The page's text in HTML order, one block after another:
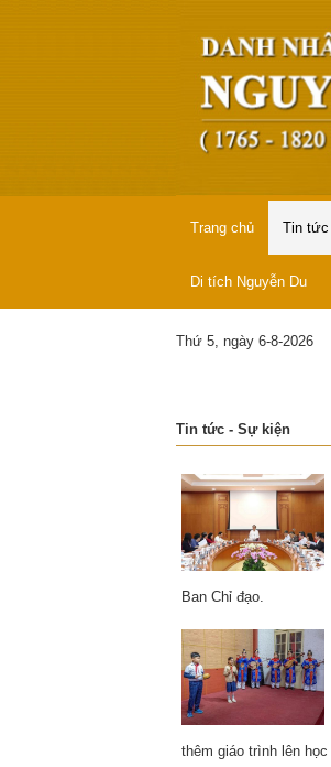
Trang chủ Tin
Di tích Nguyễn Du
Thứ 5, ngày 6-8-2026
Tin tức - Sự kiện
Ban Chỉ đạo.
thêm giáo trình lên học